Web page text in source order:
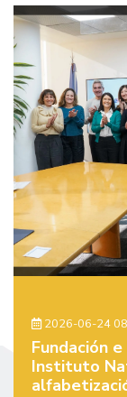
2026-06-24
Fundación
Instituto